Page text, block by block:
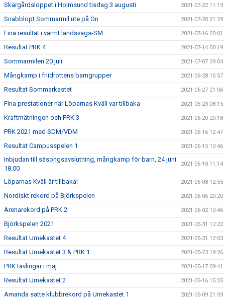
Skärgårdsloppet i Holmsund tisdag 3 augusti 2021-07-22 11:19
Snabblöpt Sommarmil ute på Ön 2021-07-20 21:29
Fina resultat i varmt landsvägs-SM 2021-07-16 20:01
Resultat PRK 4 2021-07-14 00:19
Sommarmilen 20 juli 2021-07-07 09:04
Mångkamp i friidrottens barngrupper 2021-06-28 15:57
Resultat Sommarkastet 2021-06-27 21:06
Fina prestationer när Löparnas Kväll var tillbaka 2021-06-23 08:15
Kraftmätningen och PRK 3 2021-06-20 20:18
PRK 2021 med SDM/VDM 2021-06-16 12:47
Resultat Campusspelen 1 2021-06-15 10:46
Inbjudan till säsongsavslutning, mångkamp för barn, 24 juni
18.00
2021-06-10 11:14
Löparnas Kväll är tillbaka! 2021-06-08 12:55
Nordiskt rekord på Björkspelen 2021-06-06 20:20
Arenarekord på PRK 2 2021-06-02 10:46
Björkspelen 2021 2021-05-31 12:22
Resultat Umekastet 4 2021-05-31 12:03
Resultat Umekastet 3 & PRK 1 2021-05-23 19:26
PRK tävlingar i maj 2021-05-17 09:41
Resultat Umekastet 2 2021-05-16 15:25
Amanda satte klubbrekord på Umekastet 1 2021-05-09 21:59